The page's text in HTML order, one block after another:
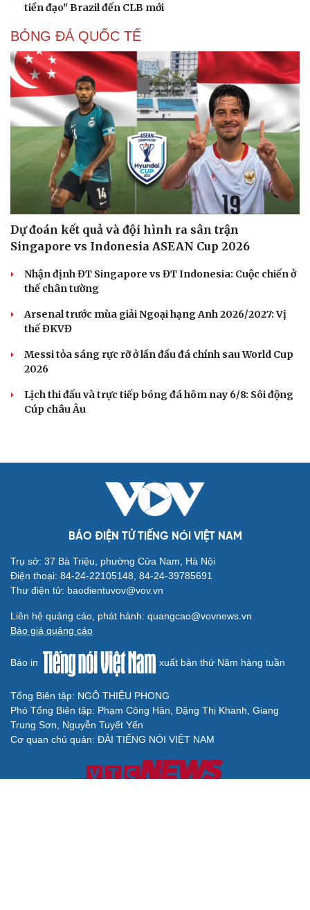
Cải chính
tiền đạo" Brazil đến CLB mới
BÓNG ĐÁ QUỐC TẾ
Dự đoán kết quả và đội hình ra sân trận
Singapore vs Indonesia ASEAN Cup 2026
Nhận định ĐT Singapore vs ĐT Indonesia: Cuộc chiến ở
thế chân tường
Arsenal trước mùa giải Ngoại hạng Anh 2026/2027: Vị
thế ĐKVĐ
Messi tỏa sáng rực rỡ ở lần đầu đá chính sau World Cup
2026
Lịch thi đấu và trực tiếp bóng đá hôm nay 6/8: Sôi động
Cúp châu Âu
BÁO ĐIỆN TỬ TIẾNG NÓI VIỆT NAM
Trụ sở: 37 Bà Triệu, phường Cửa Nam, Hà Nội
Điện thoại: 84-24-22105148, 84-24-39785691
Thư điện tử: baodientuvov@vov.vn
Liên hệ quảng cáo, phát hành: quangcao@vovnews.vn
Báo giá quảng cáo
Báo in xuất bản thứ Năm hàng tuần
Tổng Biên tập: NGÔ THIỆU PHONG
Phó Tổng Biên tập: Phạm Công Hân, Đặng Thị Khanh, Giang
Trung Sơn, Nguyễn Tuyết Yến
Cơ quan chủ quản: ĐÀI TIẾNG NÓI VIỆT NAM